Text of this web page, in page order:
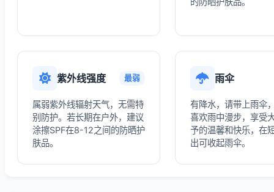
紫外线强度 最弱
属弱紫外线辐射天气，无需特
别防护。若长期在户外，建议
涂擦SPF在8-12之间的防晒护
肤品。
雨伞
有降水，请带上雨伞
喜欢雨中漫步，享受
予的温馨和快乐，在
出可收起雨伞。